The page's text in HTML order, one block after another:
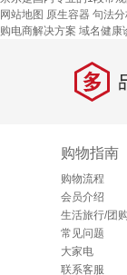
网站地图 原生容器 句法
购电商解决方案 域名健康
多
购物指南
购物流程
会员介绍
生活旅行/团购
常见问题
大家电
联系客服